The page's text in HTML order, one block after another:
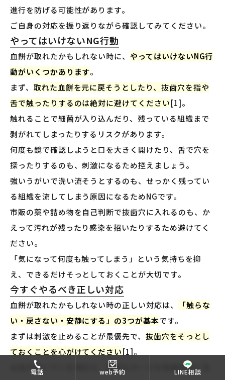
電話 web予約 LINE相談
進行を防げる可能性があります。
ご自身の対応を振り返りながら確認してみてください。
やってはいけないNG行動
血餅が取れたかもしれない時に、やってはいけないNG行
動がいくつかあります。
まず、 取れた血餅を元に戻そうとしたり、抜歯穴を指や
舌で触ったりするのは絶対に避けてください[1]。
触れることで細菌が入り込んだり、残っている組織まで
剥がれてしまったりするリスクがあります。
何度も鏡で確認しようと口を大きく開けたり、舌で穴を
探ったりするのも、刺激になるため控えましょう。
強いうがいで洗い流そうとするのも、せっかく残ってい
る組織を流してしまう原因になるためNGです。
市販の薬や詰め物を自己判断で抜歯穴に入れるのも、か
えって汚れが残ったり感染を招いたりするため避けてく
ださい。
「気になって何度も触ってしまう」という気持ちを抑
え、できるだけそっとしておくことが大切です。
今すぐやるべき正しい対応
血餅が取れたかもしれない時の正しい対応は、
「触らな
い・戻さない・安静にする」の3つが基本です。
まずは刺激を止めることが最優先で、 抜歯穴をそっとし
ておくことを心がけてください[1]。
出血が続いている場合は、清潔なガーゼを抜歯部位に当